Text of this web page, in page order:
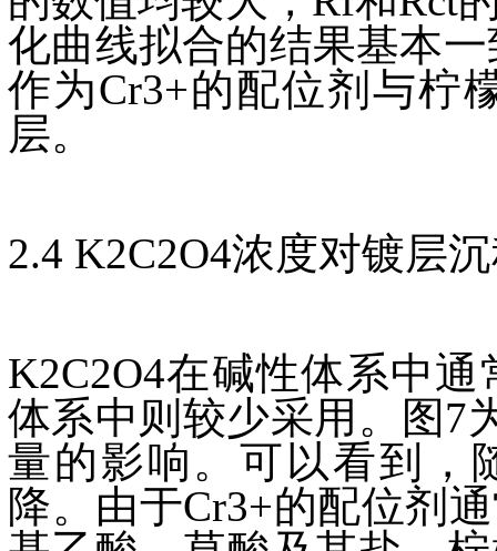
化曲线拟合的结果基本
作为Cr3+的配位剂与柠
层。
2.4 K2C2O4浓度对镀层
K2C2O4在碱性体系中
体系中则较少采用。图7
量的影响。可以看到，
降。由于Cr3+的配位剂